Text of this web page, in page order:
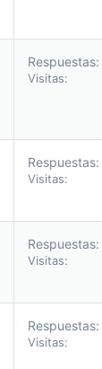
Respuestas
Visitas
Respuestas
Visitas
Respuestas
Visitas
Respuestas
Visitas